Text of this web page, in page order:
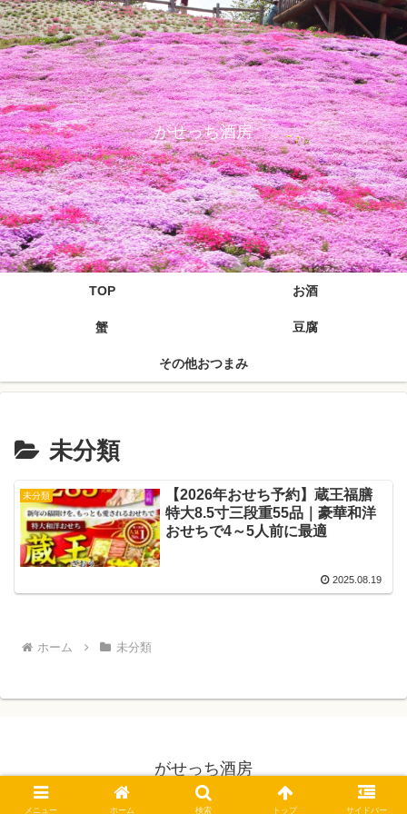
がせっち酒房
TOP お酒
蟹 豆腐
その他おつまみ
未分類
未分類
【2026年おせち予約】蔵王福膳
特大8.5寸三段重55品｜豪華和洋
おせちで4～5人前に最適
2025.08.19
ホーム 未分類
がせっち酒房
© 2024 がせっち酒房.
メニュー ホーム 検索 トップ サイドバー